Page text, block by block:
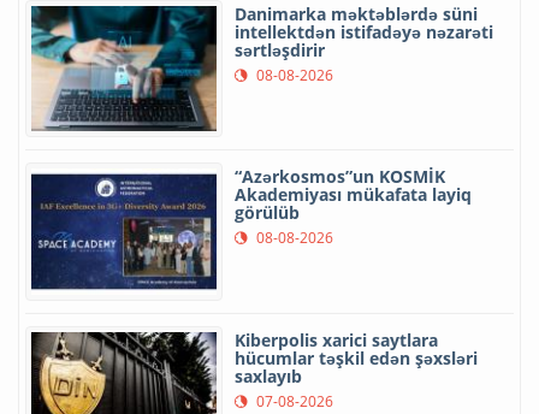
Danimarka məktəblərdə süni
intellektdən istifadəyə nəzarəti
sərtləşdirir
08-08-2026
“Azərkosmos”un KOSMİK
Akademiyası mükafata layiq
görülüb
08-08-2026
Kiberpolis xarici saytlara
hücumlar təşkil edən şəxsləri
saxlayıb
07-08-2026